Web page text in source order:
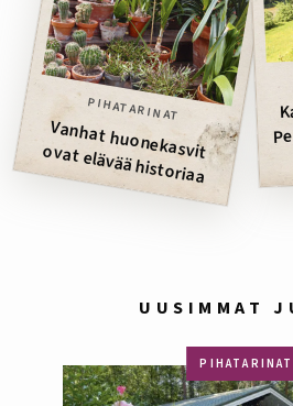
PIHATARINAT
Vanhat huonekasvit ovat elävää historiaa
UUSIMMAT
PIHATARINAT